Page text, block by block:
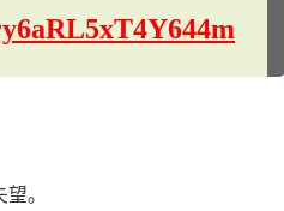
。